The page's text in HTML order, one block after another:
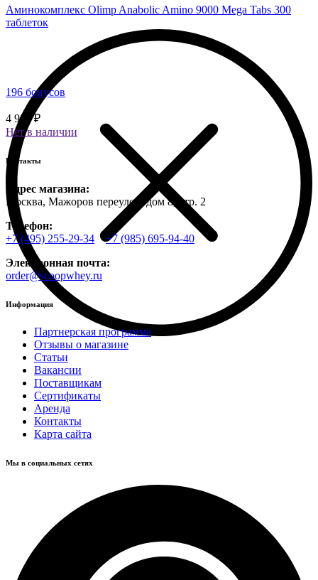
Аминокомплекс Olimp Anabolic Amino 9000 Mega Tabs 300
таблеток
196 бонусов
4 900 ₽
Нет в наличии
Контакты
Адрес магазина:
Москва, Мажоров переулок, дом 8, стр. 2
Телефон:
+7 (495) 255-29-34
+7 (985) 695-94-40
Электронная почта:
order@scoopwhey.ru
Информация
Партнерская программа
Отзывы о магазине
Статьи
Вакансии
Поставщикам
Сертификаты
Аренда
Контакты
Карта сайта
Мы в социальных сетях